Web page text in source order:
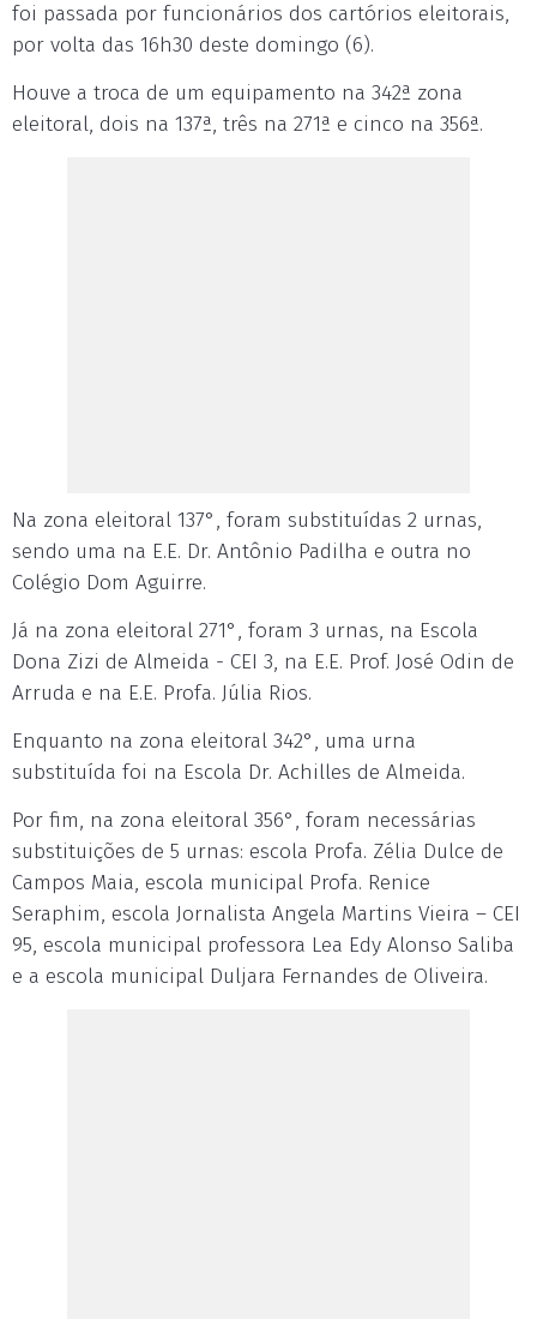
foi passada por funcionários dos cartórios eleitorais,
por volta das 16h30 deste domingo (6).
Houve a troca de um equipamento na 342ª zona
eleitoral, dois na 137ª, três na 271ª e cinco na 356ª.
Na zona eleitoral 137°, foram substituídas 2 urnas,
sendo uma na E.E. Dr. Antônio Padilha e outra no
Colégio Dom Aguirre.
Já na zona eleitoral 271°, foram 3 urnas, na Escola
Dona Zizi de Almeida - CEI 3, na E.E. Prof. José Odin de
Arruda e na E.E. Profa. Júlia Rios.
Enquanto na zona eleitoral 342°, uma urna
substituída foi na Escola Dr. Achilles de Almeida.
Por fim, na zona eleitoral 356°, foram necessárias
substituições de 5 urnas: escola Profa. Zélia Dulce de
Campos Maia, escola municipal Profa. Renice
Seraphim, escola Jornalista Angela Martins Vieira – CEI
95, escola municipal professora Lea Edy Alonso Saliba
e a escola municipal Duljara Fernandes de Oliveira.